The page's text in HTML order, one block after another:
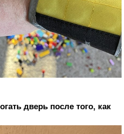
дверь после того, как